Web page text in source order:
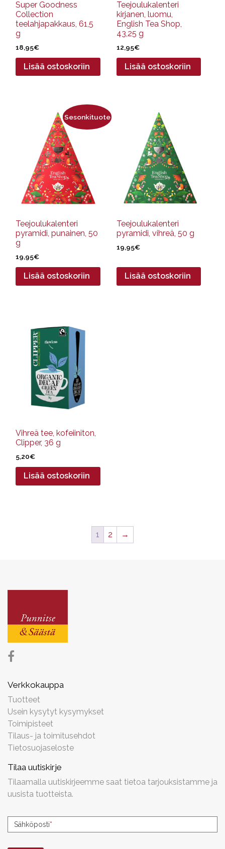
Super Goodness
Collection
teelahjapakkaus, 61,5
g
18,95€
Lisää ostoskoriin
Teejoulukalenteri
kirjanen, luomu,
English Tea Shop,
43,25 g
12,95€
Lisää ostoskoriin
Sesonkituote
Teejoulukalenteri
pyramidi, punainen, 50
g
19,95€
Lisää ostoskoriin
Teejoulukalenteri
pyramidi, vihreä, 50 g
19,95€
Lisää ostoskoriin
Vihreä tee, kofeiiniton,
Clipper, 36 g
5,20€
Lisää ostoskoriin
1 2 →
Verkkokauppa
Tuotteet
Usein kysytyt kysymykset
Toimipisteet
Tilaus- ja toimitusehdot
Tietosuojaseloste
Tilaa uutiskirje
Tilaamalla uutiskirjeemme saat tietoa tarjouksistamme ja
uusista tuotteista.
Uutiskirjeen
tilaus
Sähköposti*